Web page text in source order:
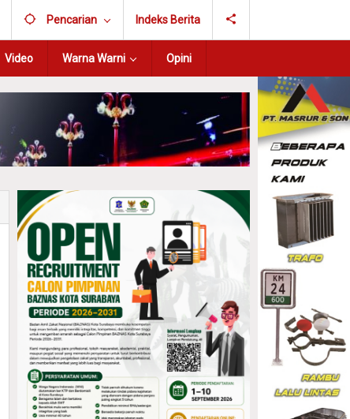
Pencarian Indeks Berita
Video Warna Warni Opini